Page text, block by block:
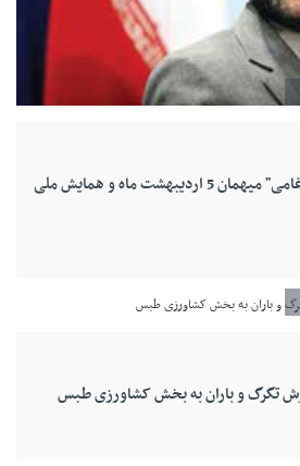
مهندس " سیدعزت الله ضرغامی" میهمان 5 اردیبهشت ماه و همایش ملی